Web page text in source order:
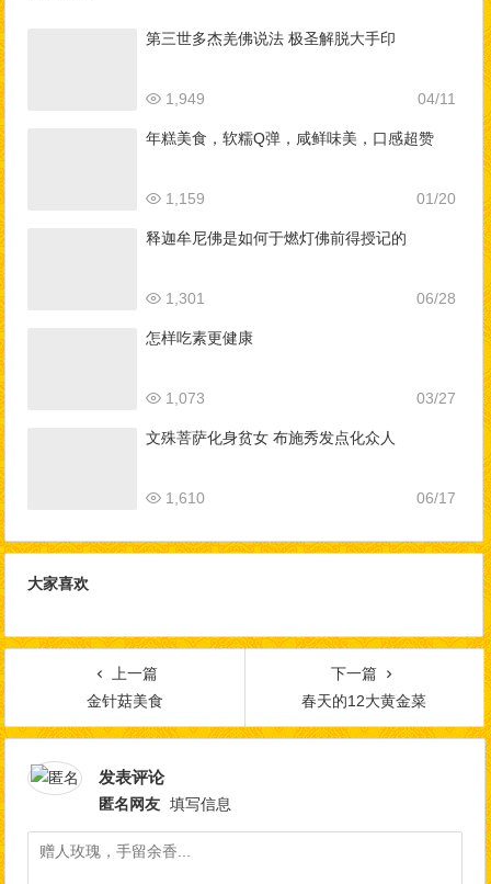
第三世多杰羌佛说法 极圣解脱大手印
04/11
1,949
年糕美食，软糯Q弹，咸鲜味美，口感超赞
01/20
1,159
释迦牟尼佛是如何于燃灯佛前得授记的
06/28
1,301
怎样吃素更健康
03/27
1,073
文殊菩萨化身贫女 布施秀发点化众人
06/17
1,610
大家喜欢
上一篇
金针菇美食
下一篇
春天的12大黄金菜
发表评论
匿名网友 填写信息